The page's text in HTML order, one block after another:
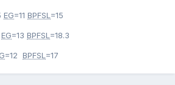
EG=11 BPFSL =15
EG=13 BPFSL =18.3
=12 BPFSL =17